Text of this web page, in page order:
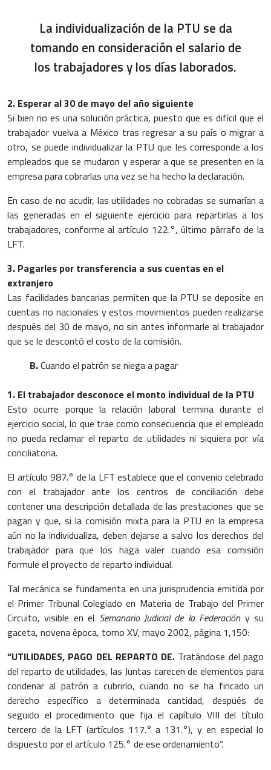
La individualización de la PTU se da
tomando en consideración el salario de
los trabajadores y los días laborados.
2. Esperar al 30 de mayo del año siguiente
Si bien no es una solución práctica, puesto que es difícil que el
trabajador vuelva a México tras regresar a su país o migrar a
otro, se puede individualizar la PTU que les corresponde a los
empleados que se mudaron y esperar a que se presenten en la
empresa para cobrarlas una vez se ha hecho la declaración.
En caso de no acudir, las utilidades no cobradas se sumarían a
las generadas en el siguiente ejercicio para repartirlas a los
trabajadores, conforme al artículo 122.°, último párrafo de la
LFT.
3. Pagarles por transferencia a sus cuentas en el
extranjero
Las facilidades bancarias permiten que la PTU se deposite en
cuentas no nacionales y estos movimientos pueden realizarse
después del 30 de mayo, no sin antes informarle al trabajador
que se le descontó el costo de la comisión.
B.Cuando el patrón se niega a pagar
1. El trabajador desconoce el monto individual de la PTU
Esto ocurre porque la relación laboral termina durante el
ejercicio social, lo que trae como consecuencia que el empleado
no pueda reclamar el reparto de utilidades ni siquiera por vía
conciliatoria.
El artículo 987.° de la LFT establece que el convenio celebrado
con el trabajador ante los centros de conciliación debe
contener una descripción detallada de las prestaciones que se
pagan y que, si la comisión mixta para la PTU en la empresa
aún no la individualiza, deben dejarse a salvo los derechos del
trabajador para que los haga valer cuando esa comisión
formule el proyecto de reparto individual.
Tal mecánica se fundamenta en una jurisprudencia emitida por
el Primer Tribunal Colegiado en Materia de Trabajo del Primer
Circuito, visible en el Semanario Judicial de la Federacióny su
gaceta, novena época, tomo XV, mayo 2002, página 1,150:
“UTILIDADES, PAGO DEL REPARTO DE. Tratándose del pago
del reparto de utilidades, las Juntas carecen de elementos para
condenar al patrón a cubrirlo, cuando no se ha fincado un
derecho específico a determinada cantidad, después de
seguido el procedimiento que fija el capítulo VIII del título
tercero de la LFT (artículos 117.° a 131.°), y en especial lo
dispuesto por el artículo 125.° de ese ordenamiento”.